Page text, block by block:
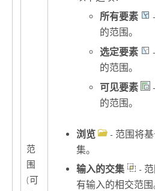
范
围
(可
所有要素
的范围。
选定要素
的范围。
可见要素
的范围。
浏览
- 范围将
集。
输入的交集
-
有输入的相交范围